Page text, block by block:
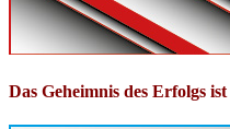
Das Geheimnis des Erfolgs